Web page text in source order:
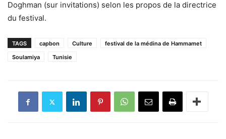
Doghman (sur invitations) selon les propos de la directrice
du festival.
TAGS capbon Culture
festival de la médina de Hammamet
Soulamiya
Tunisie